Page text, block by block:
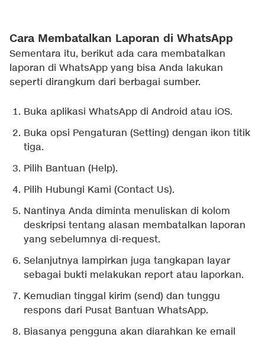
Cara Membatalkan Laporan di WhatsApp
Sementara itu, berikut ada cara membatalkan
laporan di WhatsApp yang bisa Anda lakukan
seperti dirangkum dari berbagai sumber.
Buka aplikasi WhatsApp di Android atau iOS.
Buka opsi Pengaturan (Setting) dengan ikon titik
tiga.
Pilih Bantuan (Help).
Pilih Hubungi Kami (Contact Us).
Nantinya Anda diminta menuliskan di kolom
deskripsi tentang alasan membatalkan laporan
yang sebelumnya di-request.
Selanjutnya lampirkan juga tangkapan layar
sebagai bukti melakukan report atau laporkan.
Kemudian tinggal kirim (send) dan tunggu
respons dari Pusat Bantuan WhatsApp.
Biasanya pengguna akan diarahkan ke email